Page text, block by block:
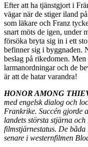
Efter att ha tjänstgjort i
vägar när de stiger iland
som läkare och Franz
snart möts de igen, under
försöka bryta sig in i ett
befinner sig i byggnaden.
beslag på rikedomen.
larmanordningar och de
är att de hatar varandra!
HONOR AMONG
med engelsk dialog och
Frankrike. Succén gjorde
landets största stjärna
filmstjärnestatus. De
senare i westernfilmen